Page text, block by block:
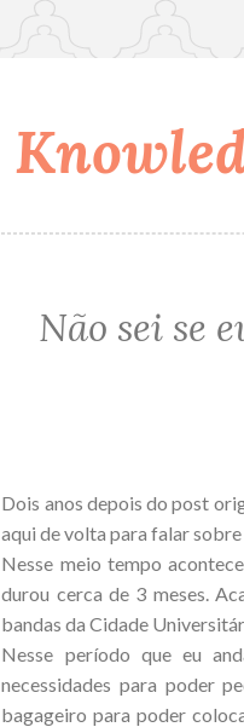
Skip
Não sei se
Dois anos depois do post
aqui de volta para falar
Nesse meio tempo
durou cerca de 3 meses.
bandas da Cidade
Nesse período que eu
necessidades para poder
bagageiro para poder